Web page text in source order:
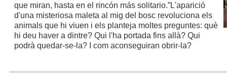
que miran, hasta en el rincón más solitario.”L'aparició
d'una misteriosa maleta al mig del bosc revoluciona els
animals que hi viuen i els planteja moltes preguntes: què
hi deu haver a dintre? Qui l'ha portada fins allà? Qui
podrà quedar-se-la? I com aconseguiran obrir-la?